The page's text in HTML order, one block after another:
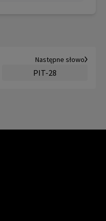
Następne słowo
PIT-28